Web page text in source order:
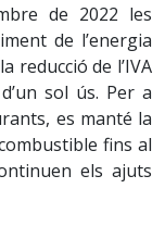
de 2022 les
de l’energia
reducció de l’IVA
sol ús. Per a
es manté la
fins al
els ajuts